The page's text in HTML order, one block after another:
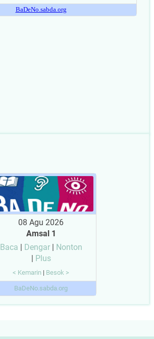
08 Agu 2026
Amsal 1
Baca | Dengar| Nonton
| Plus
< Kemarin | Besok >
BaDeNo.sabda.org